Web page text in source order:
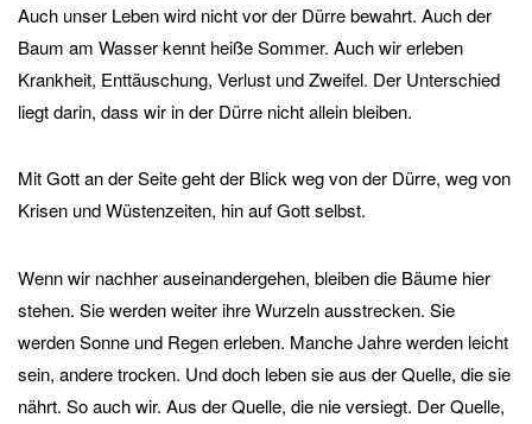
Auch unser Leben wird nicht vor der Dürre bewahrt. Auch der
Baum am Wasser kennt heiße Sommer. Auch wir erleben
Krankheit, Enttäuschung, Verlust und Zweifel. Der Unterschied
liegt darin, dass wir in der Dürre nicht allein bleiben.
Mit Gott an der Seite geht der Blick weg von der Dürre, weg von
Krisen und Wüstenzeiten, hin auf Gott selbst.
Wenn wir nachher auseinandergehen, bleiben die Bäume hier
stehen. Sie werden weiter ihre Wurzeln ausstrecken. Sie
werden Sonne und Regen erleben. Manche Jahre werden leicht
sein, andere trocken. Und doch leben sie aus der Quelle, die sie
nährt. So auch wir. Aus der Quelle, die nie versiegt. Der Quelle,